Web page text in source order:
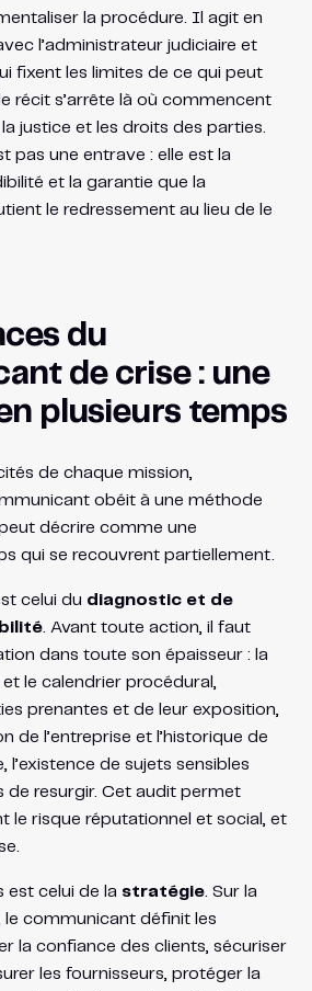
la procédure. Il agit en
l’administrateur judiciaire et
fixent les limites de ce qui peut
récit s’arrête là où commencent
justice et les droits des parties.
pas une entrave : elle est la
et la garantie que la
le redressement au lieu de le
du
de crise : une
plusieurs temps
de chaque mission,
obéit à une méthode
décrire comme une
qui se recouvrent partiellement.
celui du diagnostic et de
. Avant toute action, il faut
dans toute son épaisseur : la
le calendrier procédural,
prenantes et de leur exposition,
de l’entreprise et l’historique de
l’existence de sujets sensibles
de resurgir. Cet audit permet
le risque réputationnel et social, et
est celui de la stratégie. Sur la
le communicant définit les
la confiance des clients, sécuriser
les fournisseurs, protéger la